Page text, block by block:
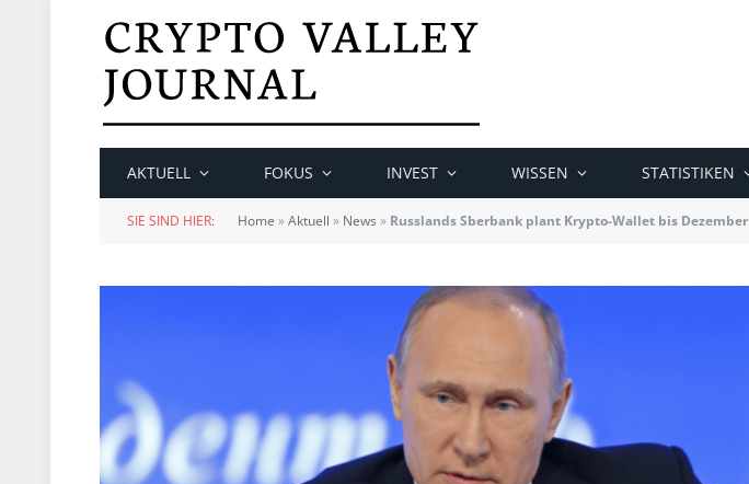
AKTUELL FOKUS INVEST WISSEN STATISTIKEN
SIE SIND HIER: Home »Aktuell » News » Russlands Sberbank plant Krypto-Wallet bis Dezember